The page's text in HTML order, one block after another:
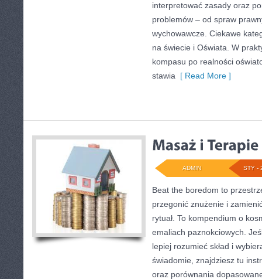
interpretować zasady oraz
problemów – od spraw
wychowawcze. Ciekawe
na świecie i Oświata. W
kompasu po realności
stawia [ Read More ]
STY -
ADMIN
Beat the boredom to
przegonić znużenie i
rytuał. To kompendium o
emaliach paznokciowych.
lepiej rozumieć skład i
świadomie, znajdziesz tu
oraz porównania